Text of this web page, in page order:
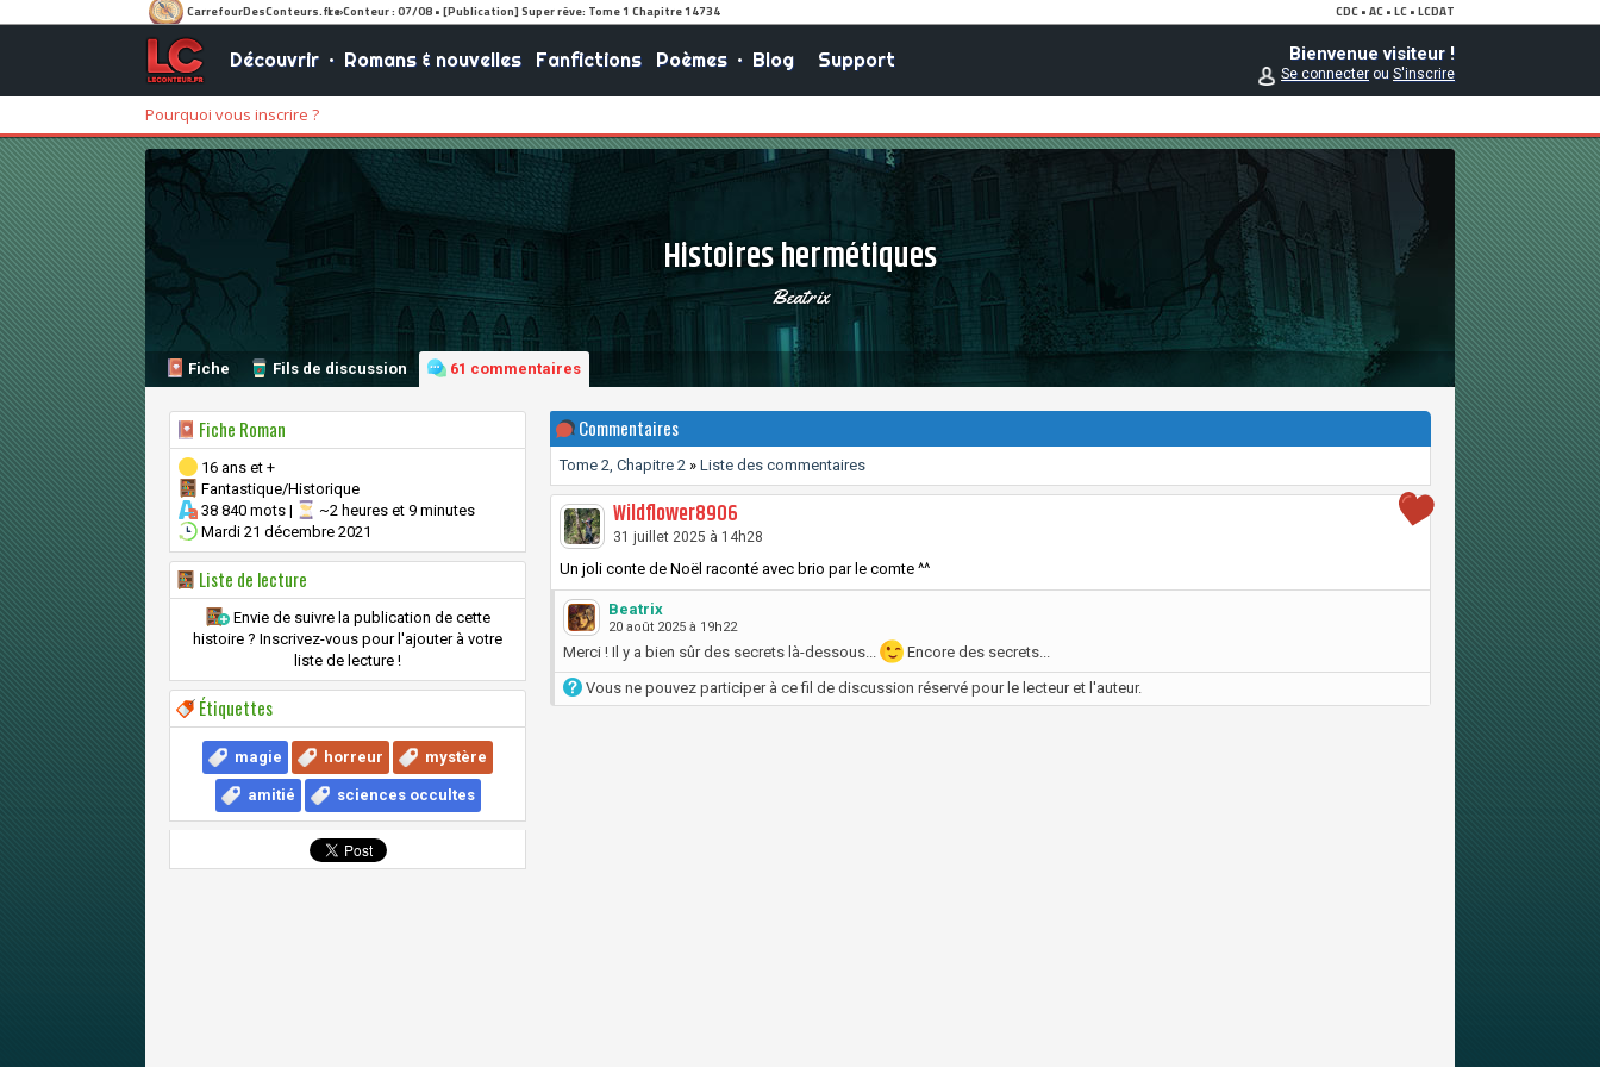
Découvrir• Romans & nouvelles Fanfictions Poèmes• Blog Support Bienvenue visiteur !
Se connecterou S'inscrire
Pourquoi vous inscrire ?
Histoires hermétiques
Beatrix
Fiche Fils de discussion 61 commentaires
Fiche Roman
16 ans et +
Fantastique/Historique
38 840 mots |
~2 heures et 9 minutes
Mardi 21 décembre 2021
Liste de lecture
Envie de suivre la publication de cette
histoire ? Inscrivez-vous pour l'ajouter à votre
liste de lecture !
Étiquettes
magie horreur mystère
amitié sciences occultes
Commentaires
Tome 2, Chapitre 2 » Liste des commentaires
Wildflower8906
31 juillet 2025 à 14h28
Un joli conte de Noël raconté avec brio par le comte ^^
Beatrix
20 août 2025 à 19h22
Merci ! Il y a bien sûr des secrets là-dessous... Encore des secrets...
Vous ne pouvez participer à ce fil de discussion réservé pour le lecteur et l'auteur.